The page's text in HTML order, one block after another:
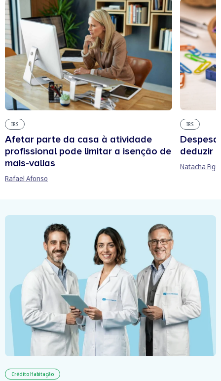
IRS
Afetar parte da casa à atividade
profissional pode limitar a isenção de
mais-valias
Rafael Afonso
IRS
deduzir
Natacha
Crédito Habitação